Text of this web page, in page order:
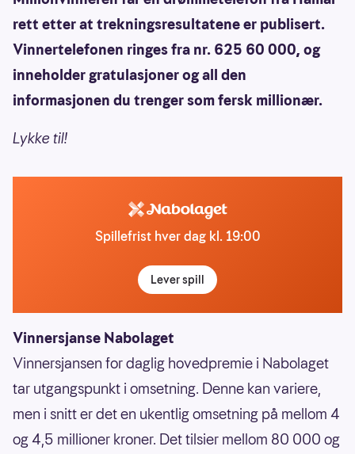
rett etter at trekningsresultatene er publisert.
Vinnertelefonen ringes fra nr. 625 60 000, og
inneholder gratulasjoner og all den
informasjonen du trenger som fersk millionær.
Lykke til!
Spillefrist hver dag kl. 19:00
Lever spill
Vinnersjanse Nabolaget
Vinnersjansen for daglig hovedpremie i Nabolaget
tar utgangspunkt i omsetning. Denne kan variere,
men i snitt er det en ukentlig omsetning på mellom 4
og 4,5 millioner kroner. Det tilsier mellom 80 000 og